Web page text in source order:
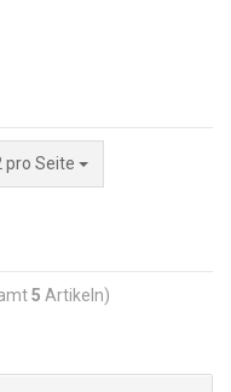
pro Seite
5 Artikeln)